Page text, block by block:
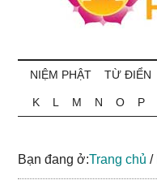
Từ
điển
Phật
học
ngữ
NIỆM PHẬT TỪ ĐIỂN
K L M N O P
Bạn đang ở:Trang chủ /